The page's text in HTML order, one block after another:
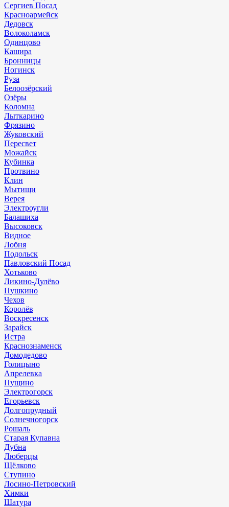
Сергиев Посад
Красноармейск
Дедовск
Волоколамск
Одинцово
Кашира
Бронницы
Ногинск
Руза
Белоозёрский
Озёры
Коломна
Лыткарино
Фрязино
Жуковский
Пересвет
Можайск
Кубинка
Протвино
Клин
Мытищи
Верея
Электроугли
Балашиха
Высоковск
Видное
Лобня
Подольск
Павловский Посад
Хотьково
Ликино-Дулёво
Пушкино
Чехов
Королёв
Воскресенск
Зарайск
Истра
Краснознаменск
Домодедово
Голицыно
Апрелевка
Пущино
Электрогорск
Егорьевск
Долгопрудный
Солнечногорск
Рошаль
Старая Купавна
Дубна
Люберцы
Щёлково
Ступино
Лосино-Петровский
Химки
Шатура